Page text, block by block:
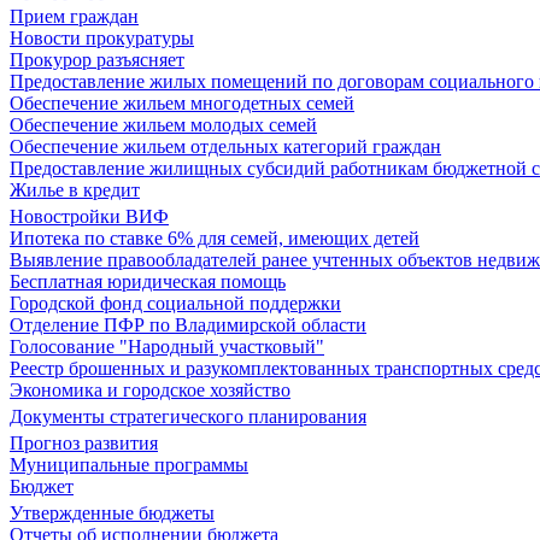
Прием граждан
Новости прокуратуры
Прокурор разъясняет
Предоставление жилых помещений по договорам социального
Обеспечение жильем многодетных семей
Обеспечение жильем молодых семей
Обеспечение жильем отдельных категорий граждан
Предоставление жилищных субсидий работникам бюджетной
Жилье в кредит
Новостройки ВИФ
Ипотека по ставке 6% для семей, имеющих детей
Выявление правообладателей ранее учтенных объектов
Бесплатная юридическая помощь
Городской фонд социальной поддержки
Отделение ПФР по Владимирской области
Голосование "Народный участковый"
Реестр брошенных и разукомплектованных транспортных
Экономика и городское хозяйство
Документы стратегического планирования
Прогноз развития
Муниципальные программы
Бюджет
Утвержденные бюджеты
Отчеты об исполнении бюджета